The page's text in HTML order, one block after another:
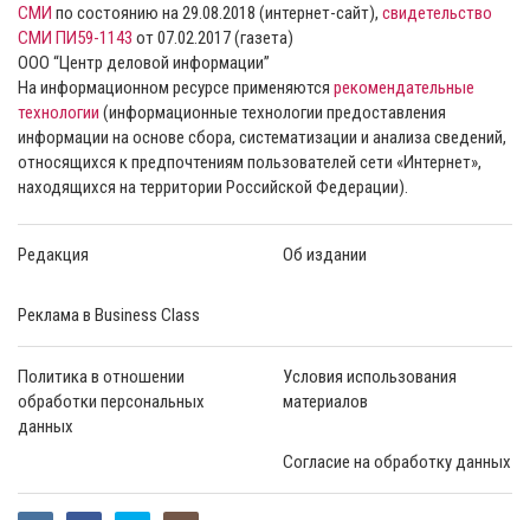
СМИ по состоянию на 29.08.2018 (интернет-сайт), свидетельство
СМИ ПИ59-1143 от 07.02.2017 (газета)
ООО “Центр деловой информации”
На информационном ресурсе применяются рекомендательные
технологии (информационные технологии предоставления
информации на основе сбора, систематизации и анализа сведений,
относящихся к предпочтениям пользователей сети «Интернет»,
находящихся на территории Российской Федерации).
Редакция Об издании
Реклама в Business Class
Политика в отношении
обработки персональных
данных
Условия использования
материалов
Согласие на обработку данных